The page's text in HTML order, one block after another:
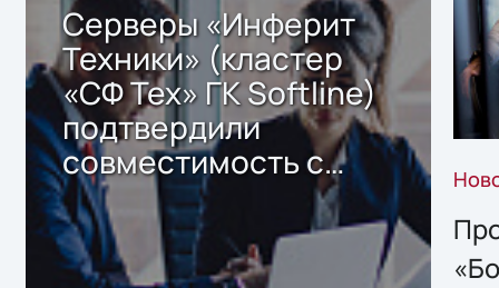
Серверы «Инферит
Техники» (кластер
«СФ Тех» ГК Softline)
подтвердили
совместимость с
решением Sharx
Storage 2.x для
хранения данных